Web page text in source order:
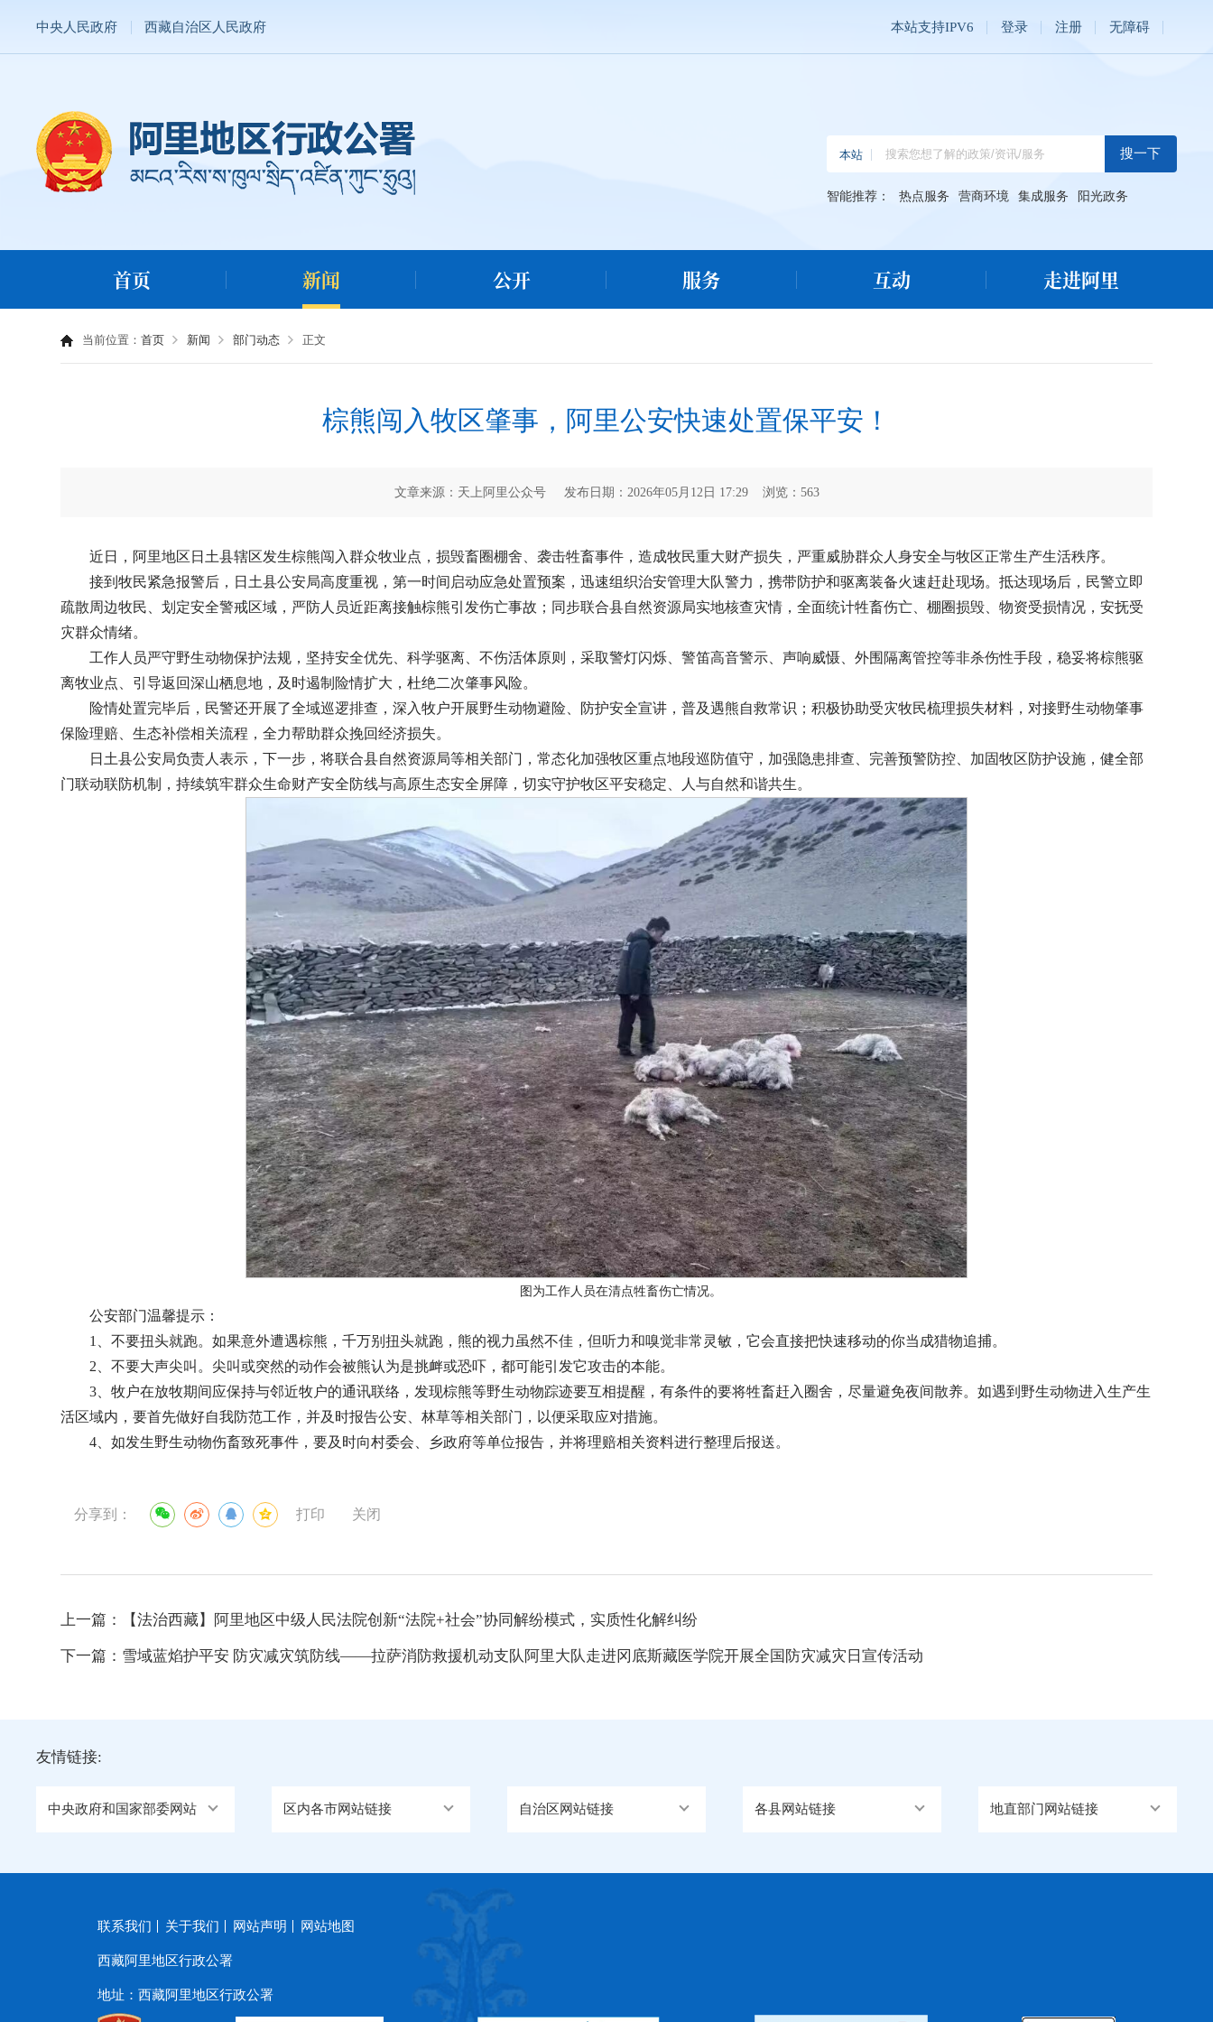
中央人民政府 西藏自治区人民政府 本站支持IPV6 登录 注册 无障碍
智能推荐： 热点服务 营商环境 集成服务 阳光政务
首页 新闻 公开 服务 互动 走进阿里
当前位置：首页 新闻 部门动态 正文
棕熊闯入牧区肇事，阿里公安快速处置保平安！
文章来源：天上阿里公众号 发布日期：2026年05月12日 17:29 浏览： 563
近日，阿里地区日土县辖区发生棕熊闯入群众牧业点，损毁畜圈棚舍、袭击牲畜事件，造成牧民重大财产损失，严重威胁群众人身安全与牧区正常生产生活秩序。
接到牧民紧急报警后，日土县公安局高度重视，第一时间启动应急处置预案，迅速组织治安管理大队警力，携带防护和驱离装备火速赶赴现场。抵达现场后，民警立即
疏散周边牧民、划定安全警戒区域，严防人员近距离接触棕熊引发伤亡事故；同步联合县自然资源局实地核查灾情，全面统计牲畜伤亡、棚圈损毁、物资受损情况，安抚受
灾群众情绪。
工作人员严守野生动物保护法规，坚持安全优先、科学驱离、不伤活体原则，采取警灯闪烁、警笛高音警示、声响威慑、外围隔离管控等非杀伤性手段，稳妥将棕熊驱
离牧业点、引导返回深山栖息地，及时遏制险情扩大，杜绝二次肇事风险。
险情处置完毕后，民警还开展了全域巡逻排查，深入牧户开展野生动物避险、防护安全宣讲，普及遇熊自救常识；积极协助受灾牧民梳理损失材料，对接野生动物肇事
保险理赔、生态补偿相关流程，全力帮助群众挽回经济损失。
日土县公安局负责人表示，下一步，将联合县自然资源局等相关部门，常态化加强牧区重点地段巡防值守，加强隐患排查、完善预警防控、加固牧区防护设施，健全部
门联动联防机制，持续筑牢群众生命财产安全防线与高原生态安全屏障，切实守护牧区平安稳定、人与自然和谐共生。
图为工作人员在清点牲畜伤亡情况。
公安部门温馨提示：
1、不要扭头就跑。如果意外遭遇棕熊，千万别扭头就跑，熊的视力虽然不佳，但听力和嗅觉非常灵敏，它会直接把快速移动的你当成猎物追捕。
2、不要大声尖叫。尖叫或突然的动作会被熊认为是挑衅或恐吓，都可能引发它攻击的本能。
3、牧户在放牧期间应保持与邻近牧户的通讯联络，发现棕熊等野生动物踪迹要互相提醒，有条件的要将牲畜赶入圈舍，尽量避免夜间散养。如遇到野生动物进入生产生
活区域内，要首先做好自我防范工作，并及时报告公安、林草等相关部门，以便采取应对措施。
4、如发生野生动物伤畜致死事件，要及时向村委会、乡政府等单位报告，并将理赔相关资料进行整理后报送。
分享到： 打印 关闭
上一篇： 【法治西藏】阿里地区中级人民法院创新“法院+社会”协同解纷模式，实质性化解纠纷
下一篇： 雪域蓝焰护平安 防灾减灾筑防线——拉萨消防救援机动支队阿里大队走进冈底斯藏医学院开展全国防灾减灾日宣传活动
友情链接:
中央政府和国家部委网站 区内各市网站链接 自治区网站链接 各县网站链接 地直部门网站链接
联系我们 关于我们 网站声明 网站地图
西藏阿里地区行政公署
地址：西藏阿里地区行政公署